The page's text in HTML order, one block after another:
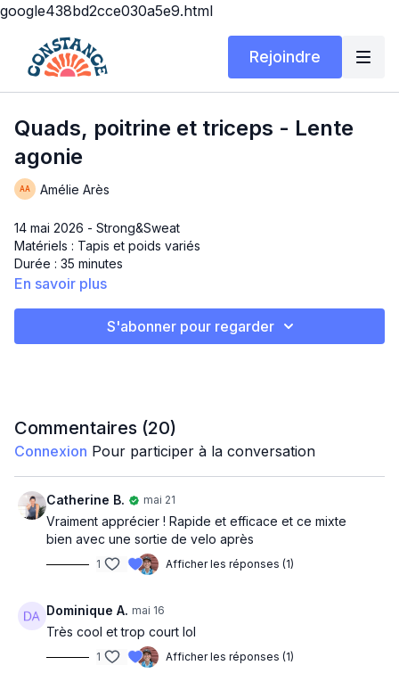
google438bd2cce030a5e9.html
Rejoindre
Quads, poitrine et triceps - Lente
agonie
Amélie Arès
14 mai 2026 - Strong&Sweat
Matériels : Tapis et poids variés
Durée : 35 minutes
Oh oui! Ça brûle, mais comme c’est un no repeat, c’est un peu
Quads, chest et triceps
Front squat
Chest press
Skull crushers
Squat pulse
Wide push up
Crab dips
En savoir plus
S'abonner pour regarder
Commentaires (20)
Connexion Pour participer à la conversation
Catherine B. mai 21
Vraiment apprécier ! Rapide et efficace et ce mixte
bien avec une sortie de velo après
1 Afficher les réponses (1)
Dominique A. mai 16
Très cool et trop court lol
1 Afficher les réponses (1)